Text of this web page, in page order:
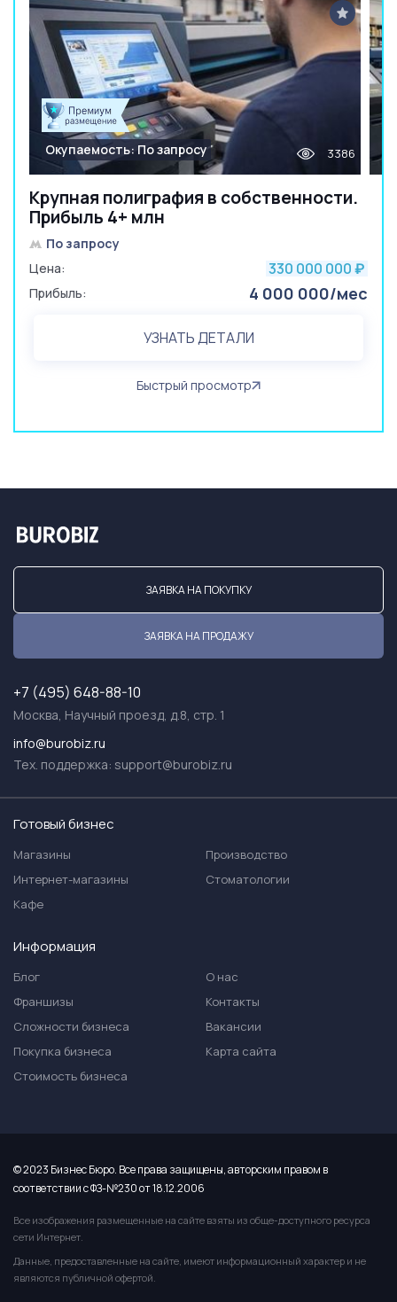
Крупная полиграфия в собственности.
Прибыль 4+ млн
Окупаемость: По запросу 3386
По запросу
Цена:
330 000 000 ₽
Прибыль: 4 000 000/мес
УЗНАТЬ ДЕТАЛИ
Быстрый просмотр
ЗАЯВКА НА ПОКУПКУ
ЗАЯВКА НА ПРОДАЖУ
+7 (495) 648-88-10
Москва, Научный проезд, д.8, стр. 1
info@burobiz.ru
Тех. поддержка: support@burobiz.ru
Готовый бизнес
Магазины
Интернет-магазины
Кафе
Производство
Стоматологии
Информация
Блог
Франшизы
Сложности бизнеса
Покупка бизнеса
Стоимость бизнеса
О нас
Контакты
Вакансии
Карта сайта
© 2023 Бизнес Бюро. Все права защищены, авторским правом в
соответствии с ФЗ-№230 от 18.12.2006
Все изображения размещенные на сайте взяты из обще-доступного ресурса
сети Интернет.
Данные, предоставленные на сайте, имеют информационный характер и не
являются публичной офертой.